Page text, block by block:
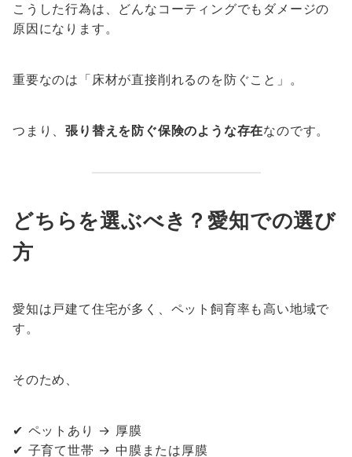
こうした行為は、どんなコーティングでもダメージの
原因になります。
重要なのは「床材が直接削れるのを防ぐこと」。
つまり、張り替えを防ぐ保険のような存在なのです。
どちらを選ぶべき？愛知での選び
方
愛知は戸建て住宅が多く、ペット飼育率も高い地域で
す。
そのため、
✔ ペットあり → 厚膜
✔ 子育て世帯 → 中膜または厚膜